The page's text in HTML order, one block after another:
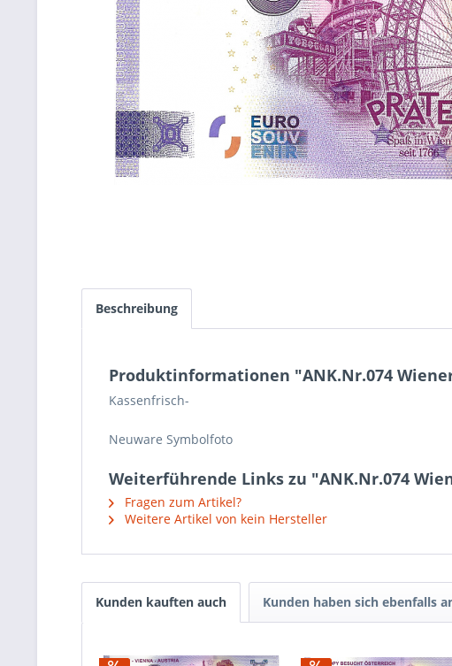
Beschreibung
Produktinformationen "ANK.Nr.074
Kassenfrisch-
Neuware Symbolfoto
Weiterführende Links zu "ANK.Nr.074
Fragen zum Artikel?
Weitere Artikel von kein Hersteller
Kunden kauften auch Kunden haben sich ebenfalls